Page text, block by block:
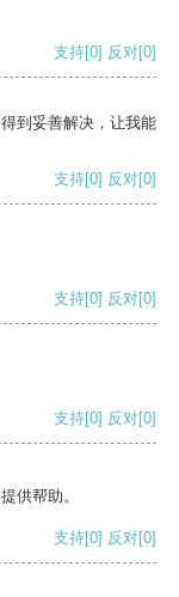
支持[0] 反对[0]
到妥善解决，让我能
支持[0] 反对[0]
支持[0] 反对[0]
支持[0] 反对[0]
供帮助。
支持[0] 反对[0]